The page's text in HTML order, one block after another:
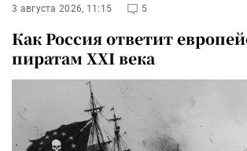
3 августа 2026, 11:15 5
Как Россия ответит
пиратам XXI века